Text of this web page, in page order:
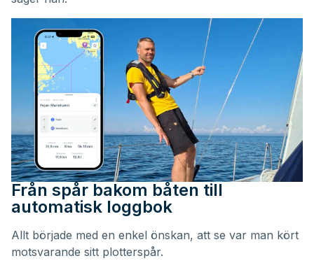
Från spår bakom båten till
automatisk loggbok
Allt började med en enkel önskan, att se var man kört
motsvarande sitt plotterspår.